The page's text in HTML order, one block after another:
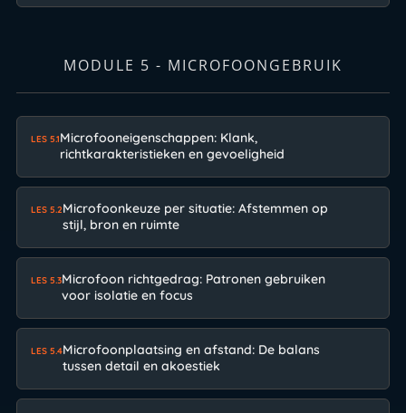
MODULE 5 - MICROFOONGEBRUIK
LES 5.1Microfooneigenschappen: Klank,
richtkarakteristieken en gevoeligheid
LES 5.2Microfoonkeuze per situatie: Afstemmen op
stijl, bron en ruimte
LES 5.3Microfoon richtgedrag: Patronen gebruiken
voor isolatie en focus
LES 5.4Microfoonplaatsing en afstand: De balans
tussen detail en akoestiek